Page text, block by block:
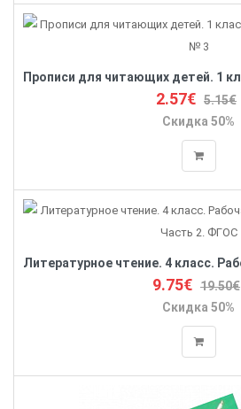
2.57€ 5.15€
Скидка 50%
9.75€ 19.50€
Скидка 50%